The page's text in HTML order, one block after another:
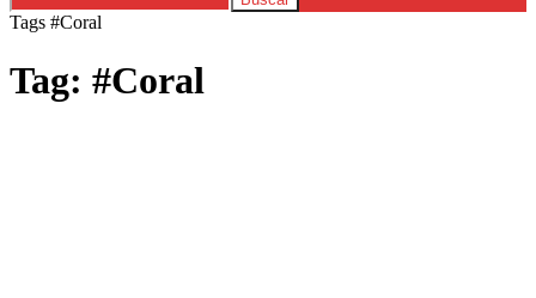
Tags #Coral
Tag: #Coral